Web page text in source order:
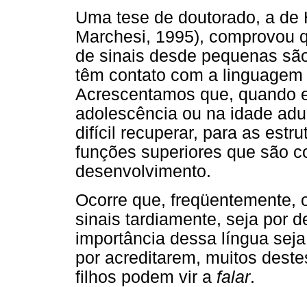
Uma tese de doutorado, a
Marchesi, 1995), comprovou
de sinais desde pequenas
têm contato com a
Acrescentamos que, quando
adolescência ou na idade
difícil recuperar, para as
funções superiores que são
desenvolvimento.
Ocorre que, freqüentemente,
sinais tardiamente, seja por
importância dessa língua
por acreditarem, muitos
filhos podem vir a falar.